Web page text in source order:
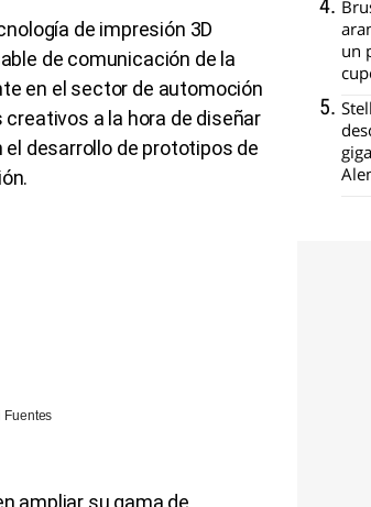
de impresión 3D
de comunicación de la
en el sector de automoción
a la hora de diseñar
desarrollo de prototipos de
Fuentes
ampliar su gama de
un